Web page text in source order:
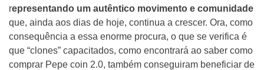
representando um autêntico movimento e comunidade
que, ainda aos dias de hoje, continua a crescer. Ora, como
consequência a essa enorme procura, o que se verifica é
que “clones” capacitados, como encontrará ao saber como
comprar Pepe coin 2.0, também conseguiram beneficiar de